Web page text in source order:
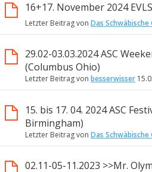
16+17. November 2024
Letzter Beitrag von Das Schwäbische
29.02-03.03.2024 ASC
(Columbus Ohio)
Letzter Beitrag von besserwisser
15. bis 17. 04. 2024 ASC
Birmingham)
Letzter Beitrag von Das Schwäbische
02.11-05-11.2023 >>Mr.